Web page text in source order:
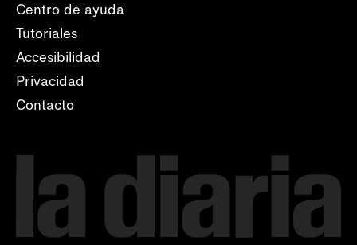
Centro de ayuda
Tutoriales
Accesibilidad
Privacidad
Contacto